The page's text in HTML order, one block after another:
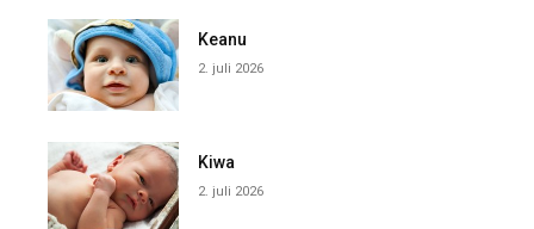
Keanu
2. juli 2026
Kiwa
2. juli 2026